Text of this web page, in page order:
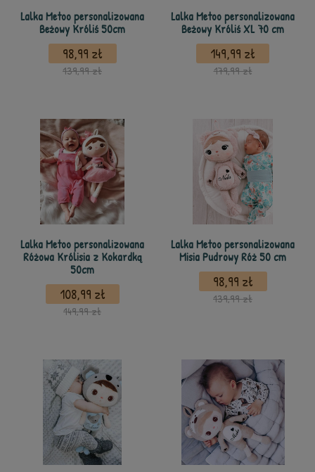
Lalka Metoo personalizowana
Beżowy Króliś 50cm
98,99 zł
139,99 zł
Lalka Metoo personalizowana
Beżowy Króliś XL 70 cm
149,99 zł
179,99 zł
Lalka Metoo personalizowana
Różowa Królisia z Kokardką
50cm
108,99 zł
149,99 zł
Lalka Metoo personalizowana
Misia Pudrowy Róż 50 cm
98,99 zł
139,99 zł